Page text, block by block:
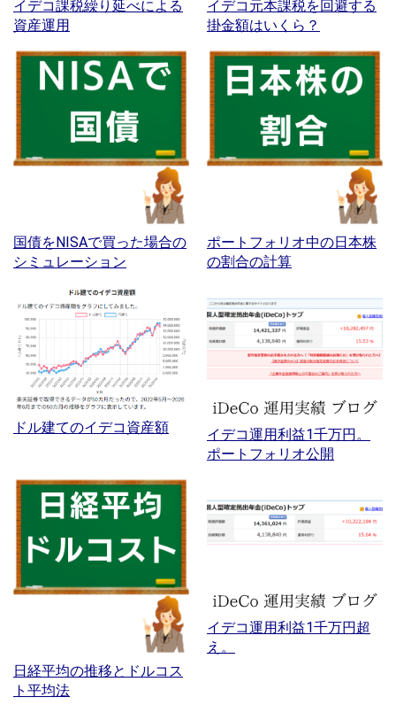
イデコ課税繰り延べによる
資産運用
イデコ元本課税を回避する
掛金額はいくら？
国債をNISAで買った場合の
シミュレーション
ポートフォリオ中の日本株
の割合の計算
ドル建てのイデコ資産額
イデコ運用利益1千万円。
ポートフォリオ公開
日経平均の推移とドルコス
ト平均法
イデコ運用利益1千万円超
え。